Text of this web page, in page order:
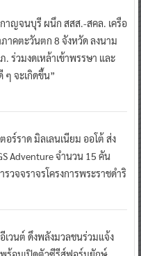
าญจนบุรี ผนึก สสส.-สคล. เครือ
ภาคตะวันตก 8 จังหวัด ลงนาม
. ร่วมงดเหล้าเข้าพรรษา และ
ๆ จะเกิดขึ้น”
อร์ราด มิลเลนเนียม ออโต้ ส่ง
Adventure จำนวน 15 คัน
วจจราจรโครงการพระราชดำริ
วนต์ ดึงพลังมวลชนร่วมแจ้ง